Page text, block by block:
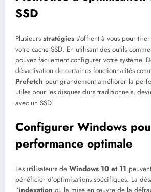
SSD
Plusieurs stratégies s’offrent à vous pour
votre cache SSD. En utilisant des outils comme
pouvez facilement configurer votre système.
désactivation de certaines fonctionnalités
Prefetch peut grandement améliorer la
utiles pour les disques durs traditionnels,
avec un SSD.
Configurer Windows
performance optimale
Les utilisateurs de Windows 10 et 11
bénéficier d’optimisations spécifiques. La